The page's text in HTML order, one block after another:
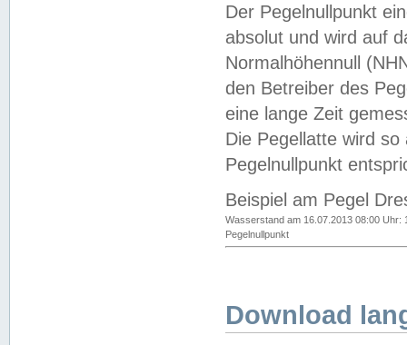
Der Pegelnullpunkt
absolut und wird auf
Normalhöhennull
den Betreiber des
eine lange Zeit
Die Pegellatte wird
Pegelnullpunkt
Beispiel am Pegel
Wasserstand am 16.07.2013 08:00 Uhr:
Pegelnullpunkt
Download